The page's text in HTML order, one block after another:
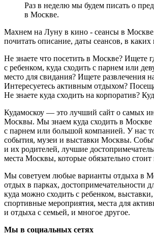
Раз в неделю мы будем писать о
в Москве.
Махнем на Луну в кино - сеансы в
почитать описание, даты сеансов, в каких
Не знаете что посетить в Москве? Ищете
с ребенком, куда сходить с парнем или
место для свидания? Ищете развлечения
Интересуетесь активным отдыхом?
Не знаете куда сходить на корпоратив?
Кудамоскоу — это лучший сайт о самых
Москвы. Мы знаем куда сходить в Москве
с парнем или большой компанией. У нас
события, музеи и выставки Москвы.
и их родителей, лучшие
места Москвы, которые обязательно стоит
Мы советуем любые варианты отдыха в
отдых в парках, достопримечательности
куда можно сходить с ребенком,
спортивные мероприятия, места для
и отдыха с семьей, и многое другое.
Мы в социальных сетях